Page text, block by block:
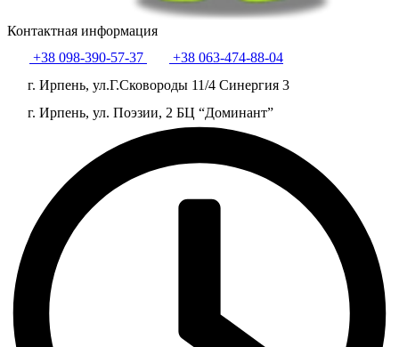
Контактная информация
+38 098-390-57-37
+38 063-474-88-04
г. Ирпень, ул.Г.Сковороды 11/4 Синергия 3
г. Ирпень, ул. Поэзии, 2 БЦ “Доминант”